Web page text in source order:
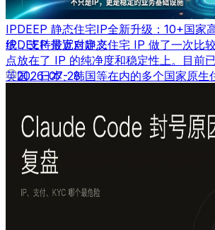
IPDEEP 静态住宅IP全新升级：10+国家
线，支持带宽自定义
IPDEEP 最近对静态住宅 IP 做了一次比
点放在了 IP 的纯净度和稳定性上。目前
英国、日本、韩国等在内的多个国家原生
2026-07-28